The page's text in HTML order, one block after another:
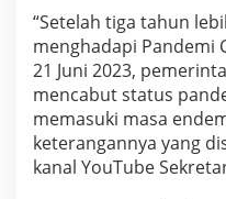
t
i
E
n
d
e
m
i
“Setelah tiga tahun
menghadapi Pandemi
21 Juni 2023,
mencabut status
memasuki masa
keterangannya yang
kanal YouTube